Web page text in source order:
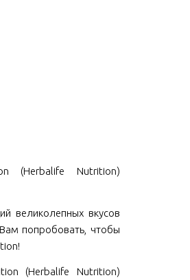
(Herbalife Nutrition)
великолепных вкусов
попробовать, чтобы
(Herbalife Nutrition)